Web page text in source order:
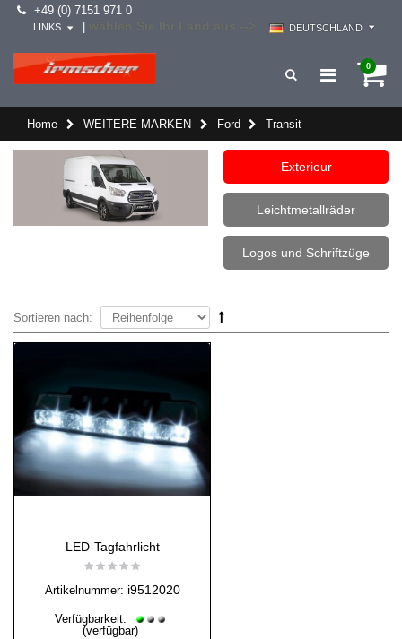
+49 (0) 7151 971 0
DEUTSCHLAND
LINKS
0
Home WEITERE MARKEN Ford Transit
Exterieur
Leichtmetallräder
Logos und Schriftzüge
Sortieren nach:
LED-Tagfahrlicht
Artikelnummer: i9512020
Verfügbarkeit:
(verfügbar)